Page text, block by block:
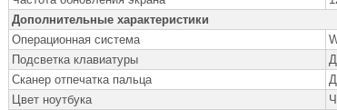
Дополнительные характеристики
Операционная система
Подсветка клавиатуры
Сканер отпечатка пальца
Цвет ноутбука